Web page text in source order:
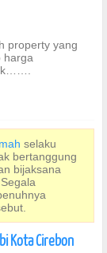
property yang
harga
selaku
bertanggung
bijaksana
Kota Cirebon